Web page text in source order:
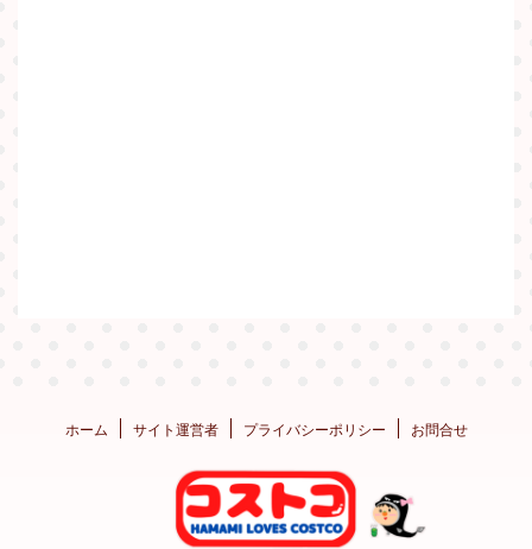
ホーム サイト運営者 プライバシーポリシー お問合せ